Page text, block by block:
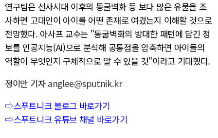
연구팀은 선사시대 이후의 동굴벽화 등 보다 많은 유물을 조
사하면 고대인이 아이를 어떤 존재로 여겼는지 이해할 것으로
전망했다. 아사프 교수는 "동굴벽화의 방대한 패턴에 담긴 정
보를 인공지능(AI)으로 분석해 공통점을 압축하면 아이들의
역할이 무엇인지 구체적으로 알 수 있을 것"이라고 기대했다.
정이안 기자 anglee@sputnik.kr
⇨스푸트니크 블로그 바로가기
⇨스푸트니크 유튜브 채널 바로가기